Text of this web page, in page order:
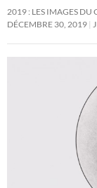
2019 : LES IMAGES DU
DÉCEMBRE 30, 2019